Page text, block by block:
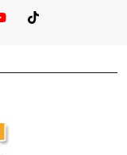
You TubeTikTok